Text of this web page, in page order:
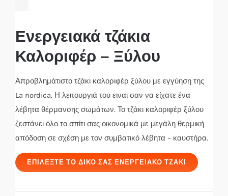
Ενεργειακά τζάκια
Καλοριφέρ – Ξύλου
Απροβλημάτιστο τζάκι καλοριφέρ ξύλου με εγγύηση της
La nordica. Η λειτουργιά του ειναι σαν να είχατε ένα
λέβητα θέρμανσης σωμάτων. Το τζάκι καλοριφέρ ξύλου
ζεστάνει όλο το σπίτι σας οικονομικά με μεγάλη θερμική
απόδοση σε σχέση με τον συμβατικό λέβητα – καυστήρα.
ΕΠΙΛΈΞΤΕ ΤΟ ΔΙΚΌ ΣΑΣ ΕΝΕΡΓΕΙΑΚΌ ΤΖΆΚΙ